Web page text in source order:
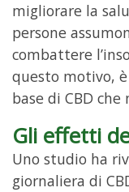
migliorare la
persone
combattere
questo motivo,
base di CBD
Gli effetti
Uno studio ha
giornaliera di